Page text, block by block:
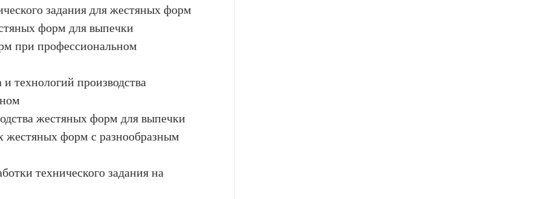
задания для жестяных форм
форм для выпечки
при профессиональном
технологий производства
жестяных форм для выпечки
жестяных форм с разнообразным
технического задания на